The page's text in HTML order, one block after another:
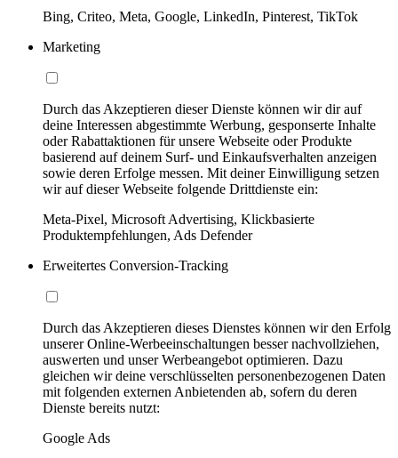
Bing, Criteo, Meta, Google, LinkedIn, Pinterest, TikTok
Marketing
Durch das Akzeptieren dieser Dienste können wir dir auf
deine Interessen abgestimmte Werbung, gesponserte Inhalte
oder Rabattaktionen für unsere Webseite oder Produkte
basierend auf deinem Surf- und Einkaufsverhalten anzeigen
sowie deren Erfolge messen. Mit deiner Einwilligung setzen
wir auf dieser Webseite folgende Drittdienste ein:
Meta-Pixel, Microsoft Advertising, Klickbasierte
Produktempfehlungen, Ads Defender
Erweitertes Conversion-Tracking
Durch das Akzeptieren dieses Dienstes können wir den Erfolg
unserer Online-Werbeeinschaltungen besser nachvollziehen,
auswerten und unser Werbeangebot optimieren. Dazu
gleichen wir deine verschlüsselten personenbezogenen Daten
mit folgenden externen Anbietenden ab, sofern du deren
Dienste bereits nutzt:
Google Ads